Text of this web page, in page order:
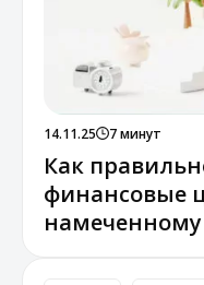
14.11.25 7 минут
Как
финансовые